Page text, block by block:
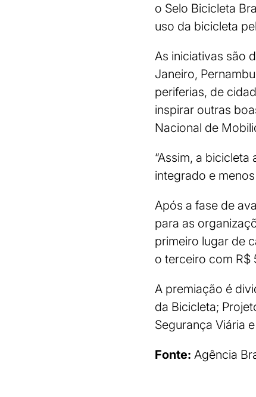
o Selo Bicicleta
uso da bicicleta
As iniciativas são
Janeiro,
periferias, de
inspirar outras
Nacional de
“Assim, a
integrado e
Após a fase de
para as
primeiro lugar de
o terceiro com R$
A premiação é
da Bicicleta;
Segurança Viária
Fonte: Agência